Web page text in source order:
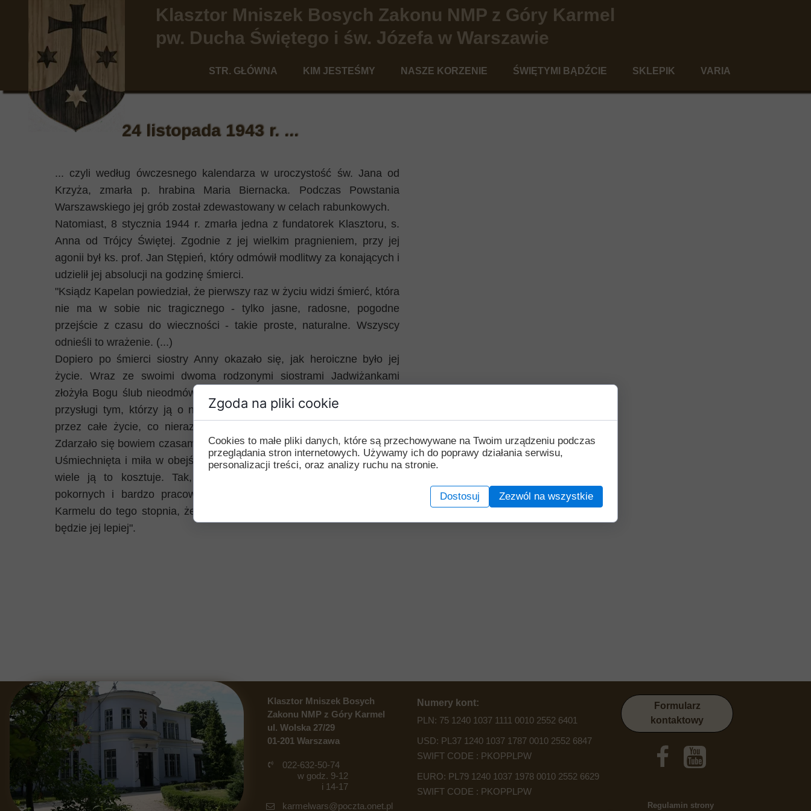
24 listopada 1943 r. ...
... czyli według ówczesnego kalendarza w uroczystość św. Jana od
Krzyża, zmarła p. hrabina Maria Biernacka. Podczas Powstania
Warszawskiego jej grób został zdewastowany w celach rabunkowych.
Natomiast, 8 stycznia 1944 r. zmarła jedna z fundatorek Klasztoru, s.
Anna od Trójcy Świętej. Zgodnie z jej wielkim pragnieniem, przy jej
agonii był ks. prof. Jan Stępień, który odmówił modlitwy za konających i
udzielił jej absolucji na godzinę śmierci.
"Ksiądz Kapelan powiedział, że pierwszy raz w życiu widzi śmierć, która
nie ma w sobie nic tragicznego - tylko jasne, radosne, pogodne
przejście z czasu do wieczności - takie proste, naturalne. Wszyscy
odnieśli to wrażenie. (...)
Dopiero po śmierci siostry Anny okazało się, jak heroiczne było jej
życie. Wraz ze swoimi dwoma rodzonymi siostrami Jadwiżankami
złożyła Bogu ślub nieodmówienia w żadnych okolicznościach oddania
przysługi tym, którzy ją o nią poproszą. Ślub ten wypełniała wiernie
przez całe życie, co nieraz sprawiało jej wiele trudności i cierpień.
Zdarzało się bowiem czasami, że miała do wykonania kilka prac naraz.
Uśmiechnięta i miła w obejściu nie dawała jednak odczuć nikomu, jak
wiele ją to kosztuje. Tak, była to jedna z najlepszych, cichych,
pokornych i bardzo pracowitych zakonnic. Szczęśliwą czuła się w
Karmelu do tego stopnia, że mawiała czasem, że nawet w Niebie nie
będzie jej lepiej".
STR. GŁÓWNA KIM JESTEŚMY
Charyzmat terezjański
Galeria
NASZE KORZENIE
Historia Karmelitanek Bosych w Warszawie
ŚWIĘTYMI BĄDŹCIE
Pedagogika świętości
SKLEPIK VARIA
Kącik dla Dobroczyńców
Klasztor Mniszek Bosych Zakonu NMP z Góry Karmel
pw. Ducha Świętego i św. Józefa w Warszawie
Formularz
kontaktowy
karmelwars@poczta.onet.pl
022-632-50-74
w godz. 9-12
i 14-17
Numery kont:
PLN: 75 1240 1037 1111 0010 2552 6401
USD: PL37 1240 1037 1787 0010 2552 6847
SWIFT CODE : PKOPPLPW
EURO: PL79 1240 1037 1978 0010 2552 6629
SWIFT CODE : PKOPPLPW
Klasztor Mniszek Bosych
Zakonu NMP z Góry Karmel
ul. Wolska 27/29
01-201 Warszawa
Regulamin strony
Zgoda na pliki cookie
Cookies to małe pliki danych, które są przechowywane na Twoim urządzeniu podczas
przeglądania stron internetowych. Używamy ich do poprawy działania serwisu,
personalizacji treści, oraz analizy ruchu na stronie.
Dostosuj Zezwól na wszystkie